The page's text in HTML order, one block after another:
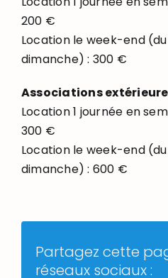
200 €
Location le week-end
dimanche) : 300 €
Associations
Location 1 journée en
300 €
Location le week-end
dimanche) : 600 €
Partagez cette
réseaux sociaux :